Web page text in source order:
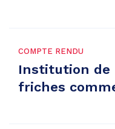
COMPTE RENDU
Institution de
friches